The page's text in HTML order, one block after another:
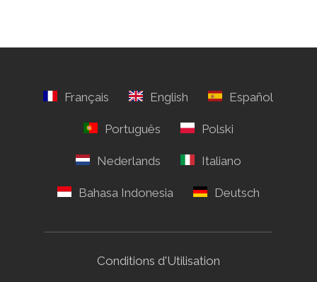
Conditions d'Utilisation